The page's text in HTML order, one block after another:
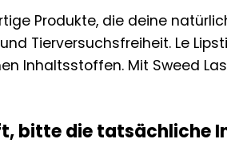
Produkte, die deine
Tierversuchsfreiheit. Le
Inhaltsstoffen. Mit Sweed
bitte die tatsächliche